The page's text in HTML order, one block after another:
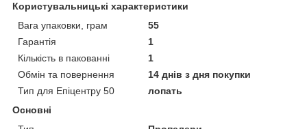
Користувальницькі характеристики
Вага упаковки, грам
55
Гарантія
1
Кількість в пакованні
1
Обмін та повернення
14 днів з дня покупки
Тип для Епіцентру 50
лопать
Основні